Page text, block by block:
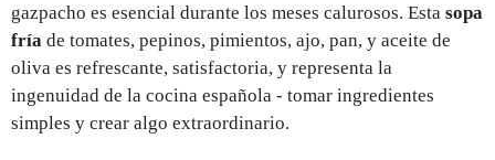
gazpacho es esencial durante los meses calurosos. Esta sopa
fría de tomates, pepinos, pimientos, ajo, pan, y aceite de
oliva es refrescante, satisfactoria, y representa la
ingenuidad de la cocina española - tomar ingredientes
simples y crear algo extraordinario.